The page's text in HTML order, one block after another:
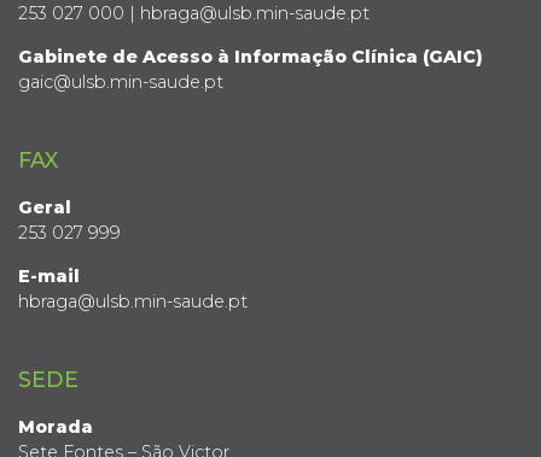
253 027 000 | hbraga@ulsb.min-saude.pt
Gabinete de Acesso à Informação Clínica (GAIC)
gaic@ulsb.min-saude.pt
FAX
Geral
253 027 999
E-mail
hbraga@ulsb.min-saude.pt
SEDE
Morada
Sete Fontes – São Victor